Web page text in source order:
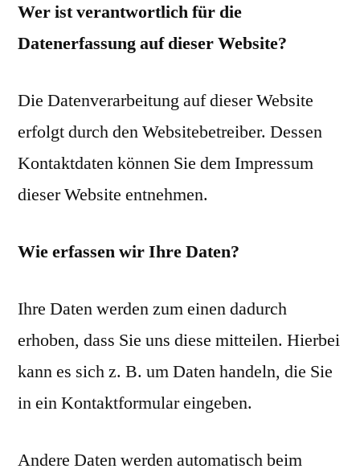
Wer ist verantwortlich für die
Datenerfassung auf dieser Website?
Die Datenverarbeitung auf dieser Website
erfolgt durch den Websitebetreiber. Dessen
Kontaktdaten können Sie dem Impressum
dieser Website entnehmen.
Wie erfassen wir Ihre Daten?
Ihre Daten werden zum einen dadurch
erhoben, dass Sie uns diese mitteilen. Hierbei
kann es sich z. B. um Daten handeln, die Sie
in ein Kontaktformular eingeben.
Andere Daten werden automatisch beim